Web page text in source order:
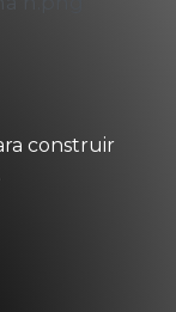
construir